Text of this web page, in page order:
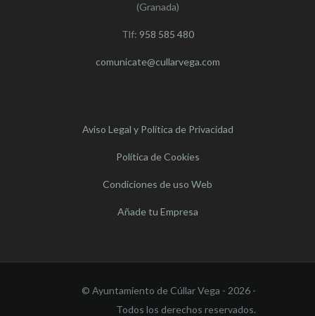
(Granada)
Tlf: 958 585 480
comunicate@cullarvega.com
Aviso Legal y Política de Privacidad
Política de Cookies
Condiciones de uso Web
Añade tu Empresa
© Ayuntamiento de Cúllar Vega - 2026 -
Todos los derechos reservados.